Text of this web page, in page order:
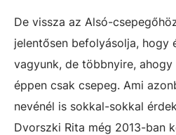
De vissza az Alsó-
jelentősen befolyásolja, hogy
vagyunk, de többnyire, ahogy
éppen csak csepeg. Ami
nevénél is sokkal-sokkal
Dvorszki Rita még 2013-ban